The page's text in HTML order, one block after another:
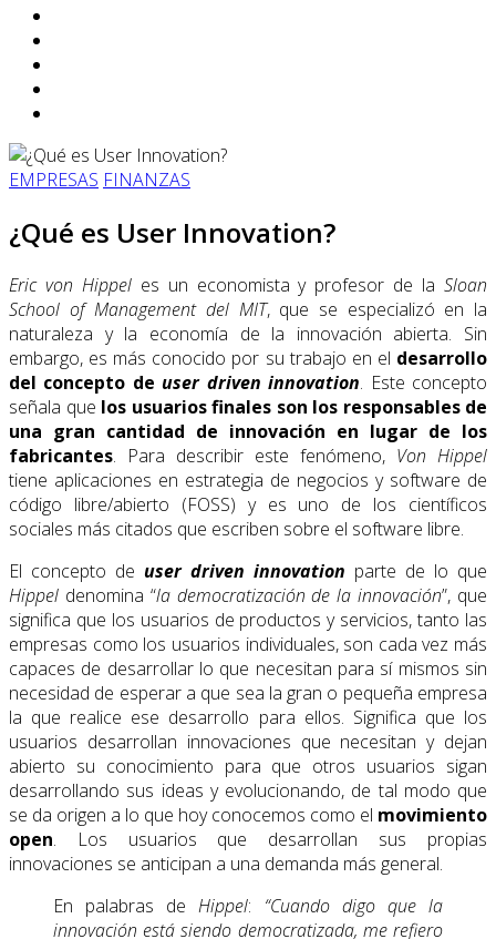
EMPRESAS FINANZAS
¿Qué es User Innovation?
Eric von Hippel es un economista y profesor de laSloan
School of Management del MIT, que se especializó en la
naturaleza y la economía de la innovación abierta. Sin
embargo, es más conocido por su trabajo en el desarrollo
del concepto deuser driven innovation. Este concepto
señala que los usuarios finales son los responsables de
una gran cantidad de innovación en lugar de los
fabricantes. Para describir este fenómeno, Von Hippel
tiene aplicaciones en estrategia de negocios y software de
código libre/abierto (FOSS) y es uno de los científicos
sociales más citados que escriben sobre el software libre.
El concepto de user driven innovation parte de lo que
Hippel denomina “la democratización de la innovación”, que
significa que los usuarios de productos y servicios, tanto las
empresas como los usuarios individuales, son cada vez más
capaces de desarrollar lo que necesitan para sí mismos sin
necesidad de esperar a que sea la gran o pequeña empresa
la que realice ese desarrollo para ellos. Significa que los
usuarios desarrollan innovaciones que necesitan y dejan
abierto su conocimiento para que otros usuarios sigan
desarrollando sus ideas y evolucionando, de tal modo que
se da origen a lo que hoy conocemos como el movimiento
open. Los usuarios que desarrollan sus propias
innovaciones se anticipan a una demanda más general.
En palabras deHippel: “Cuando digo que la
innovación está siendo democratizada, me refiero